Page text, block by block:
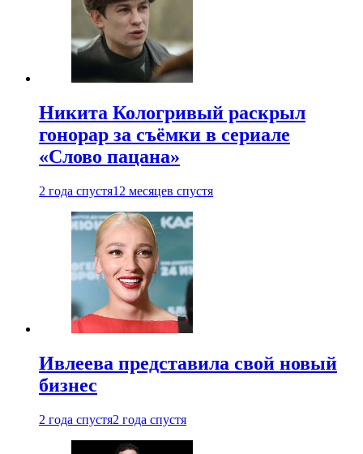
Никита Кологривый раскрыл
гонорар за съёмки в сериале
«Слово пацана»
2 года спустя12 месяцев спустя
Ивлеева представила свой новый
бизнес
2 года спустя2 года спустя